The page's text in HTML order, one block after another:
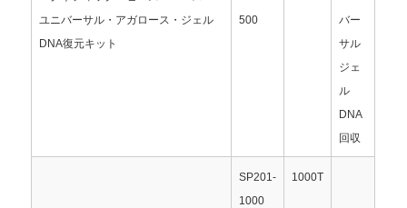
ユニバーサル・アガロース・ジェル
DNA復元キット
500
バー
サル
ジェ
ル
DNA
回収
SP201-
1000
1000T